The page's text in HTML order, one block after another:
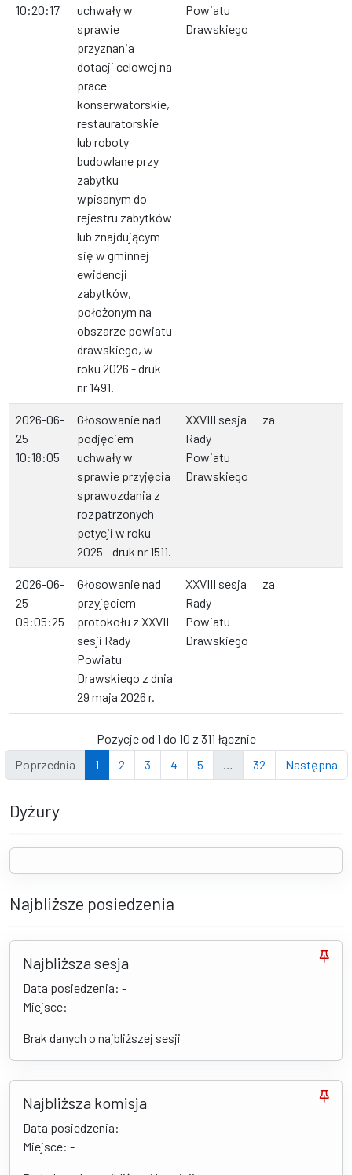
10:20:17
uchwały w
sprawie
przyznania
dotacji celowej na
prace
konserwatorskie,
restauratorskie
lub roboty
budowlane przy
zabytku
wpisanym do
rejestru zabytków
lub znajdującym
się w gminnej
ewidencji
zabytków,
położonym na
obszarze powiatu
drawskiego, w
roku 2026 - druk
nr 1491.
Powiatu
Drawskiego
2026-06-
25
10:18:05
Głosowanie nad
podjęciem
uchwały w
sprawie przyjęcia
sprawozdania z
rozpatrzonych
petycji w roku
2025 - druk nr 1511.
XXVIII sesja
Rady
Powiatu
Drawskiego
za
2026-06-
25
09:05:25
Głosowanie nad
przyjęciem
protokołu z XXVII
sesji Rady
Powiatu
Drawskiego z dnia
29 maja 2026 r.
XXVIII sesja
Rady
Powiatu
Drawskiego
za
Pozycje od 1 do 10 z 311 łącznie
Poprzednia
1 2 3 4 5 32 Następna
Dyżury
Najbliższe posiedzenia
Najbliższa sesja
Data posiedzenia: -
Miejsce: -
Brak danych o najbliższej sesji
Najbliższa komisja
Data posiedzenia: -
Miejsce: -